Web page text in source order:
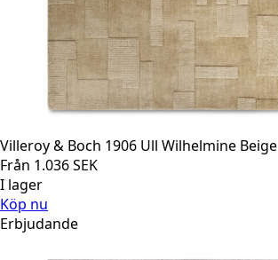
Villeroy & Boch 1906 Ull Wilhelmine Beige
Från 1.036SEK
I lager
Köp nu
Erbjudande